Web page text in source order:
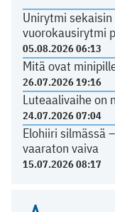
Unirytmi
vuorokausirytmi
05.08.2026 06:13
Mitä ovat
26.07.2026 19:16
Luteaalivaihe on
24.07.2026 07:04
Elohiiri silmässä
vaaraton vaiva
15.07.2026 08:17